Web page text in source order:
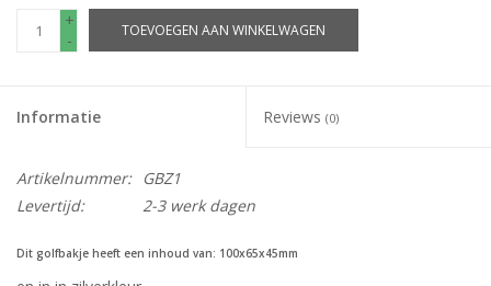
+
-
TOEVOEGEN AAN WINKELWAGEN
Informatie Reviews (0)
Artikelnummer:
GBZ1
Levertijd:
2-3 werk dagen
Dit golfbakje heeft een inhoud van: 100x65x45mm